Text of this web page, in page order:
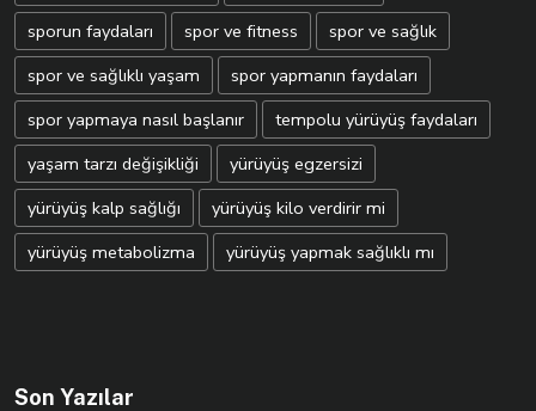
sporun faydaları
spor ve fitness
spor ve sağlık
spor ve sağlıklı yaşam
spor yapmanın faydaları
spor yapmaya nasıl başlanır
tempolu yürüyüş faydaları
yaşam tarzı değişikliği
yürüyüş egzersizi
yürüyüş kalp sağlığı
yürüyüş kilo verdirir mi
yürüyüş metabolizma
yürüyüş yapmak sağlıklı mı
Son Yazılar